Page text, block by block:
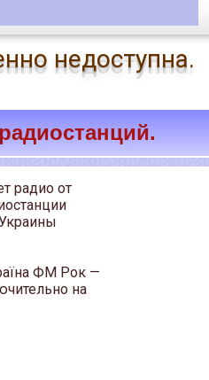
недоступна.
радио от
ФМ Рок —
на